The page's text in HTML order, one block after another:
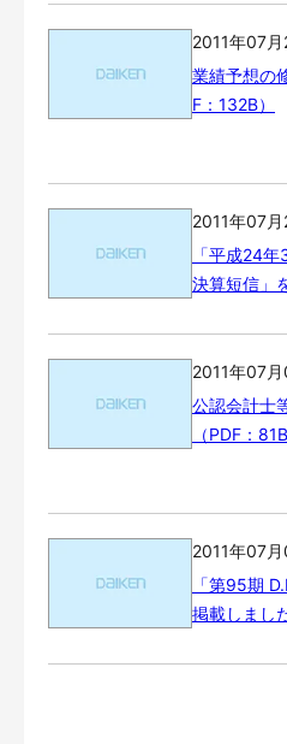
2011年07月
業績予想の
F：132B）
2011年07月
「平成24
決算短信」
2011年07月
公認会計士
（PDF：81B
2011年07月
「第95期
掲載しまし